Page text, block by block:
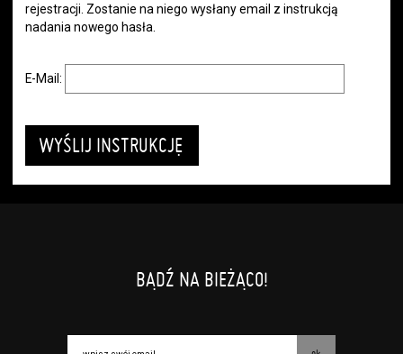
rejestracji. Zostanie na niego wysłany email z instrukcją
nadania nowego hasła.
E-Mail:
BĄDŹ NA BIEŻĄCO!